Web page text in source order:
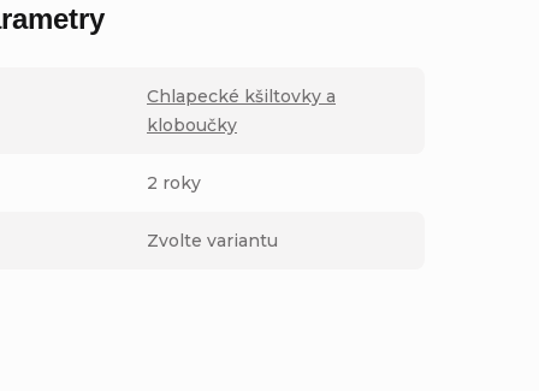
Chlapecké kšiltovky a
kloboučky
2 roky
Zvolte variantu